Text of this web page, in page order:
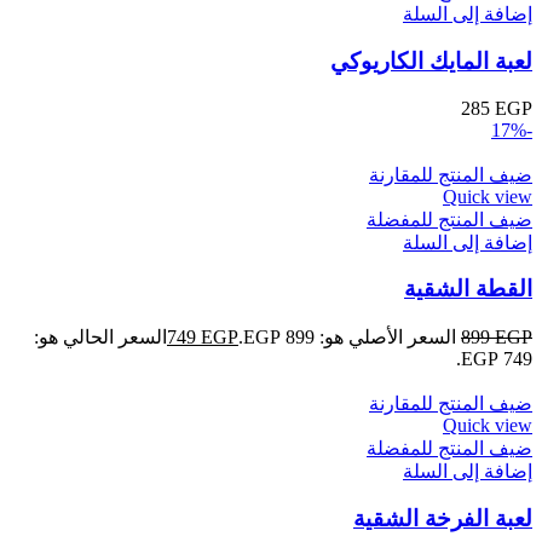
إضافة إلى السلة
لعبة المايك الكاريوكي
285 EGP
-17%
ضيف المنتج للمقارنة
Quick view
ضيف المنتج للمفضلة
إضافة إلى السلة
القطة الشقية
899EGP السعر الأصلي هو: 899 EGP. 749 EGP
السعر الحالي هو:
749 EGP.
ضيف المنتج للمقارنة
Quick view
ضيف المنتج للمفضلة
إضافة إلى السلة
لعبة الفرخة الشقية